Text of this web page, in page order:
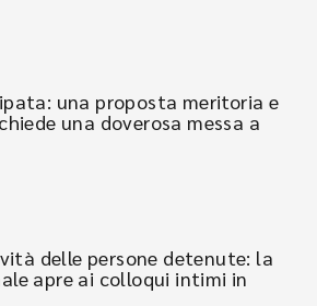
una proposta meritoria e
una doverosa messa a
delle persone detenute: la
apre ai colloqui intimi in